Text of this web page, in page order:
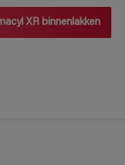
XR binnenlakken